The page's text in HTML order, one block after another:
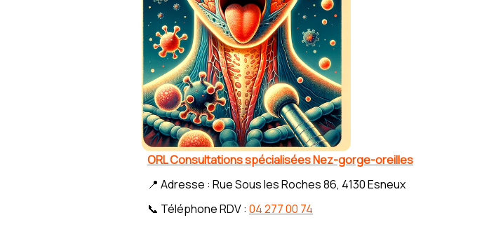
ORL Consultations spécialisées Nez-gorge-oreilles
📍 Adresse : Rue Sous les Roches 86, 4130 Esneux
📞 Téléphone RDV : 04 277 00 74